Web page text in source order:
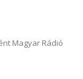
Magyar Rádió